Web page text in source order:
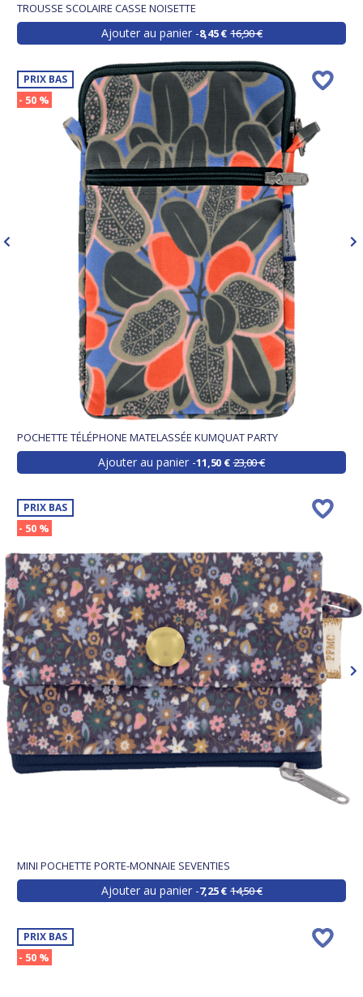
TROUSSE SCOLAIRE CASSE NOISETTE
Ajouter au panier 8,45 € 16,90 €
PRIX BAS
- 50 %
POCHETTE TÉLÉPHONE MATELASSÉE KUMQUAT PARTY
Ajouter au panier 11,50 € 23,00 €
PRIX BAS
- 50 %
MINI POCHETTE PORTE-MONNAIE SEVENTIES
Ajouter au panier 7,25 € 14,50 €
PRIX BAS
- 50 %